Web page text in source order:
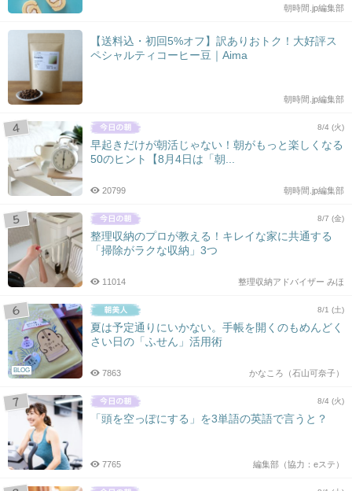
朝時間.jp編集部
【送料込・初回5%オフ】訳ありおトク！大好評ス
ペシャルティコーヒー豆｜Aima
朝時間.jp編集部
8/4 (火)
早起きだけが朝活じゃない！朝がもっと楽しくなる
50のヒント【8月4日は「朝...
朝時間.jp編集部
20799
8/7 (金)
整理収納のプロが教える！キレイな家に共通する
「掃除がラクな収納」3つ
整理収納アドバイザー みほ
11014
BLOG
8/1 (土)
夏は予定通りにいかない。手帳を開くのもめんどく
さい日の「ふせん」活用術
かなころ（石山可奈子）
7863
8/4 (火)
「頭を空っぽにする」を3単語の英語で言うと？
編集部（協力：eステ）
7765